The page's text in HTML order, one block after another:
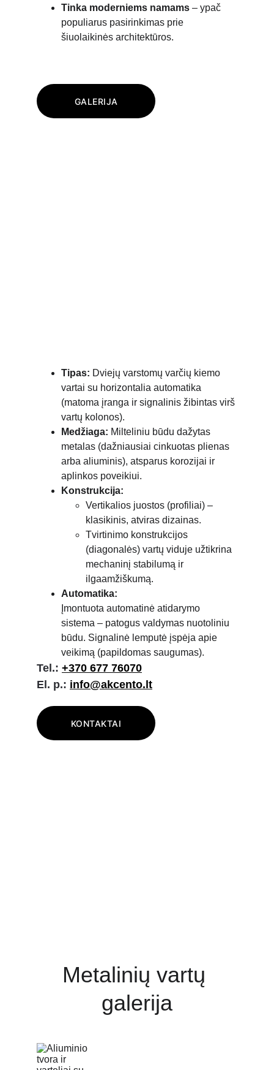
Tinka moderniems namams – ypač
populiarus pasirinkimas prie
šiuolaikinės architektūros.
GALERIJA
Tipas: Dviejų varstomų varčių kiemo
vartai su horizontalia automatika
(matoma įranga ir signalinis žibintas virš
vartų kolonos).
Medžiaga: Milteliniu būdu dažytas
metalas (dažniausiai cinkuotas plienas
arba aliuminis), atsparus korozijai ir
aplinkos poveikiui.
Konstrukcija:
Vertikalios juostos (profiliai) –
klasikinis, atviras dizainas.
Tvirtinimo konstrukcijos
(diagonalės) vartų viduje užtikrina
mechaninį stabilumą ir
ilgaamžiškumą.
Automatika:
Įmontuota automatinė atidarymo
sistema – patogus valdymas nuotoliniu
būdu. Signalinė lemputė įspėja apie
veikimą (papildomas saugumas).
Tel.: +370 677 76070
El. p.: info@akcento.lt
KONTAKTAI
Metalinių vartų
galerija